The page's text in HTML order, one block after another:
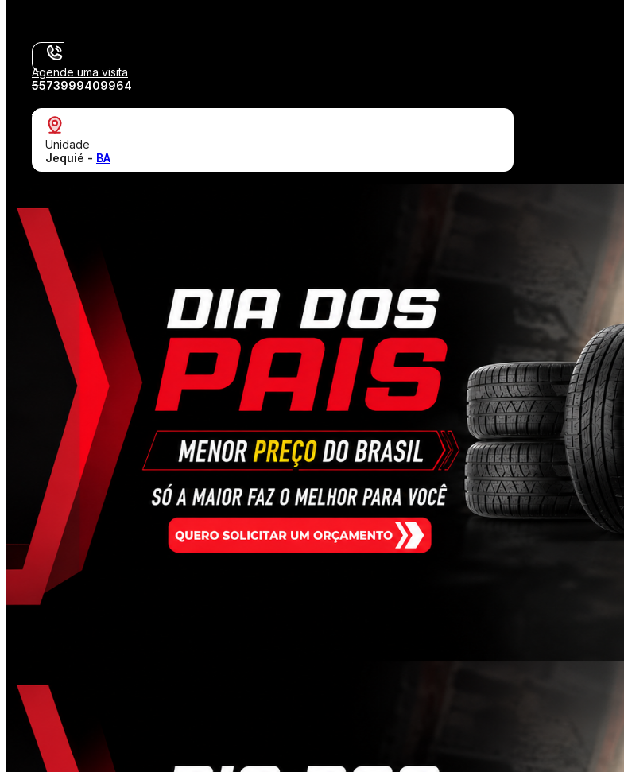
Agende uma visita
5573999409964
Unidade
Jequié - BA